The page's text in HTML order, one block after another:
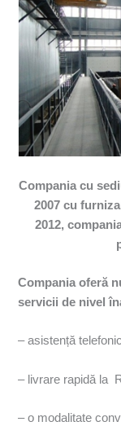
Compania cu
2007 cu
2012,
Compania oferă
servicii de nivel
– asistență
– livrare rapidă la
– o modalitate